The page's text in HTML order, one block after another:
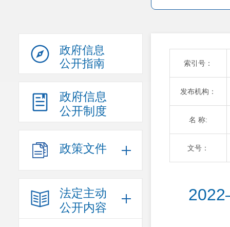
政府信息
公开指南
政府信息
公开制度
政策文件
法定主动
公开内容
索引号：
发布机构：
名 称:
文号：